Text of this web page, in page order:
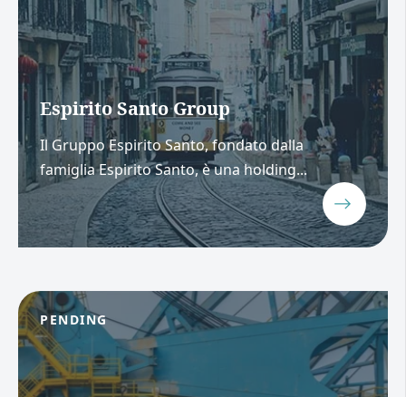
Espirito Santo Group
Il Gruppo Espirito Santo, fondato dalla
famiglia Espirito Santo, è una holding...
PENDING